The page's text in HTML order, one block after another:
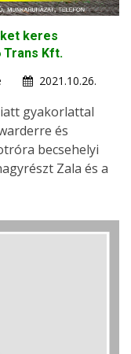
keres
Kft.
2021.10.26.
gyakorlattal
és
becsehelyi
Zala és a